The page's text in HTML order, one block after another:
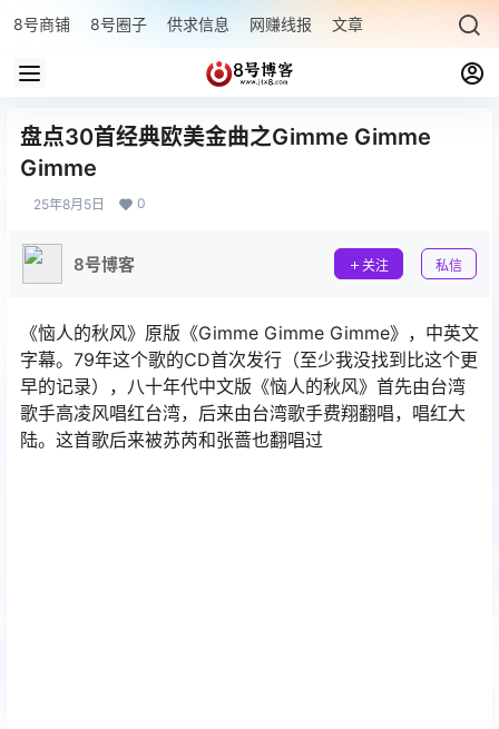
8号商铺 8号圈子 供求信息 网赚线报 文章专题 最新文章
盘点30首经典欧美金曲之Gimme Gimme
Gimme
25年8月5日 0
8号博客 关注 私信
《恼人的秋风》原版《Gimme Gimme Gimme》，中英文
字幕。79年这个歌的CD首次发行（至少我没找到比这个更
早的记录），八十年代中文版《恼人的秋风》首先由台湾
歌手高凌风唱红台湾，后来由台湾歌手费翔翻唱，唱红大
陆。这首歌后来被苏芮和张蔷也翻唱过